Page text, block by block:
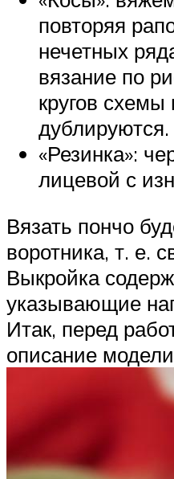
повторяя
нечетных
вязание по
кругов схемы
дублируются.
«Резинка»:
лицевой с
Вязать пончо
воротника, т. е.
Выкройка
указывающие
Итак, перед
описание